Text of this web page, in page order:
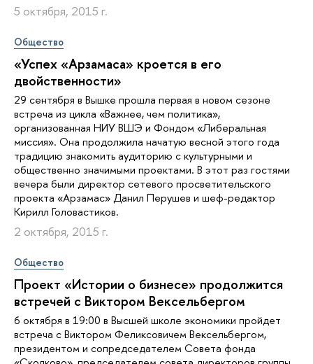
5 октября, 2015 г.
Общество
«Успех «Арзамаса» кроется в его
двойственности»
29 сентября в Вышке прошла первая в новом сезоне
встреча из цикла «Важнее, чем политика»,
организованная НИУ ВШЭ и Фондом «Либеральная
миссия». Она продолжила начатую весной этого года
традицию знакомить аудиторию с культурными и
общественно значимыми проектами. В этот раз гостями
вечера были директор сетевого просветительского
проекта «Арзамас» Данил Перушев и шеф-редактор
Кирилл Головастиков.
2 октября, 2015 г.
Общество
Проект «Истории о бизнесе» продолжится
встречей с Виктором Вексельбергом
6 октября в 19:00 в Высшей школе экономики пройдет
встреча с Виктором Феликсовичем Вексельбергом,
президентом и сопредседателем Совета фонда